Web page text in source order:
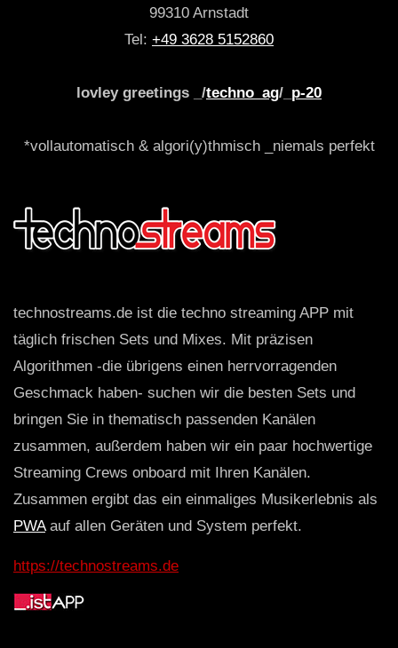
99310 Arnstadt
Tel: +49 3628 5152860
lovley greetings _/techno_ag/_ p-20
*vollautomatisch & algori(y)thmisch _niemals perfekt
technostreams.de ist die techno streaming APP mit
täglich frischen Sets und Mixes. Mit präzisen
Algorithmen -die übrigens einen herrvorragenden
Geschmack haben- suchen wir die besten Sets und
bringen Sie in thematisch passenden Kanälen
zusammen, außerdem haben wir ein paar hochwertige
Streaming Crews onboard mit Ihren Kanälen.
Zusammen ergibt das ein einmaliges Musikerlebnis als
PWAauf allen Geräten und System perfekt.
https://technostreams.de